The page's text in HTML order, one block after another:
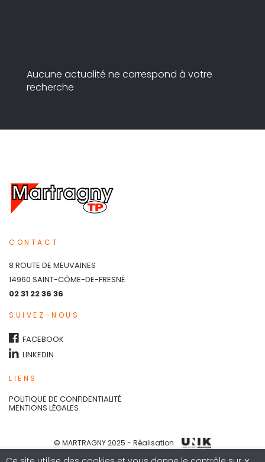
Aucune actualité ne correspond à votre
recherche
CONTACT
8 ROUTE DE MEUVAINES
14960 SAINT-CÔME-DE-FRESNÉ
02 31 22 36 36
SUIVEZ-NOUS
FACEBOOK
LINKEDIN
LIENS
POLITIQUE DE CONFIDENTIALITÉ
MENTIONS LÉGALES
© MARTRAGNY 2025 - Réalisation